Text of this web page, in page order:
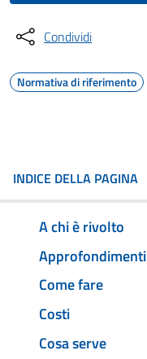
Condividi
Normativa di riferimento
INDICE DELLA PAGINA
A chi è rivolto
Approfondimenti
Come fare
Costi
Cosa serve